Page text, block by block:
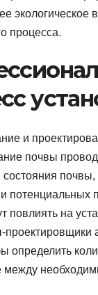
экологическое
процесса.
и
почвы
состояния
потенциальных
повлиять на
определить
между